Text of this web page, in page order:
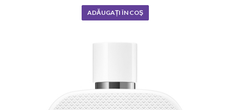
ADĂUGAȚI ÎN COŞ